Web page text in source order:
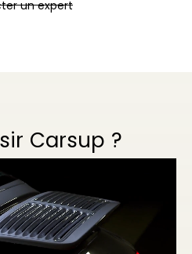
un expert
Carsup ?